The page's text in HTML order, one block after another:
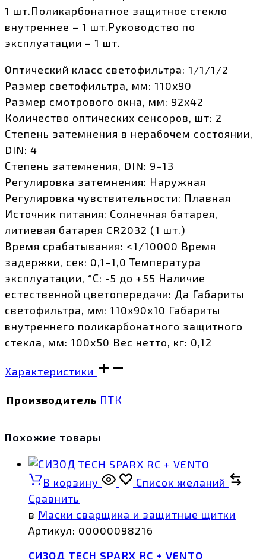
1 шт.Поликарбонатное защитное стекло
внутреннее – 1 шт.Руководство по
эксплуатации – 1 шт.
Оптический класс светофильтра: 1/1/1/2
Размер светофильтра, мм: 110х90
Размер смотрового окна, мм: 92х42
Количество оптических сенсоров, шт: 2
Степень затемнения в нерабочем состоянии,
DIN: 4
Степень затемнения, DIN: 9–13
Регулировка затемнения: Наружная
Регулировка чувствительности: Плавная
Источник питания: Солнечная батарея,
литиевая батарея CR2032 (1 шт.)
Время срабатывания: <1/10000 Время
задержки, сек: 0,1–1,0 Температура
эксплуатации, °С: -5 до +55 Наличие
естественной цветопередачи: Да Габариты
светофильтра, мм: 110х90х10 Габариты
внутреннего поликарбонатного защитного
стекла, мм: 100х50 Вес нетто, кг: 0,12
Характеристики
Производитель ПТК
Похожие товары
В корзину
Список желаний
Сравнить
в Маски сварщика и защитные щитки
Артикул: 00000098216
СИЗОД TECH SPARX RC + VENTO